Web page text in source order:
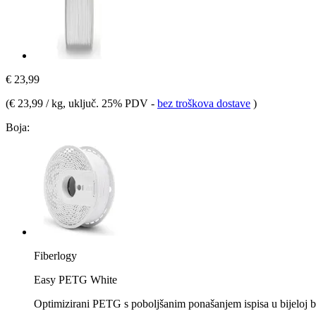
€ 23,99
(€ 23,99 / kg, uključ. 25% PDV - bez troškova dostave )
Boja:
Fiberlogy
Easy PETG White
Optimizirani PETG s poboljšanim ponašanjem ispisa u bijeloj